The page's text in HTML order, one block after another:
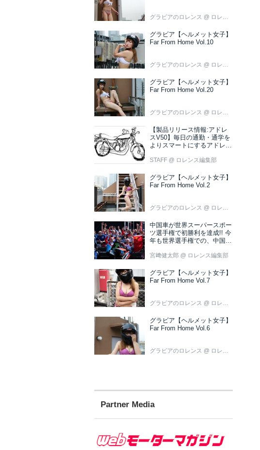
グラビアのロレンス @ ロレンス編集部
グラビア【ヘルメット女子】
Far From Home Vol.10
グラビアのロレンス @ ロレンス編集部
グラビア【ヘルメット女子】
Far From Home Vol.20
グラビアのロレンス @ ロレンス編集部
【製品リリース情報:アドレ
スV50】毎日の通勤・通学を
よりスマートにするアドレス
STAFF @ ロレンス編集部
グラビア【ヘルメット女子】
Far From Home Vol.2
グラビアのロレンス @ ロレンス編集部
中国車が世界スーパースポー
ツ選手権で初勝利を達成!! 今
年も世界選手権での、中国車
宮﨑健太郎 @ ロレンス編集部
グラビア【ヘルメット女子】
Far From Home Vol.7
グラビアのロレンス @ ロレンス編集部
グラビア【ヘルメット女子】
Far From Home Vol.6
グラビアのロレンス @ ロレンス編集部
Partner Media